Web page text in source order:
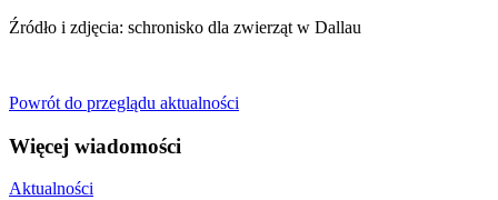
Źródło i zdjęcia: schronisko dla zwierząt w Dallau
Powrót do przeglądu aktualności
Więcej wiadomości
Aktualności